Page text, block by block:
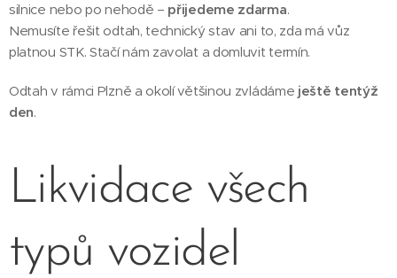
silnice nebo po nehodě – přijedeme zdarma.
Nemusíte řešit odtah, technický stav ani to, zda má vůz
platnou STK. Stačí nám zavolat a domluvit termín.
Odtah v rámci Plzně a okolí většinou zvládáme ještě tentýž
den.
Likvidace všech
typů vozidel